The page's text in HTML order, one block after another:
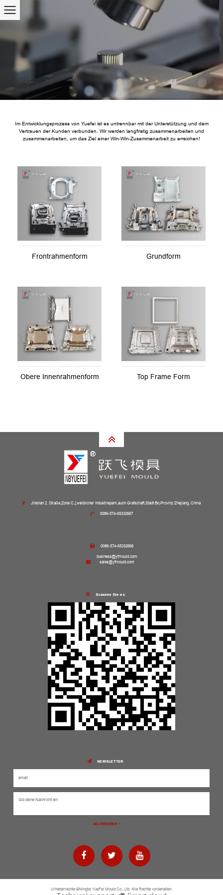
Im Entwicklungsprozess von Yuefei ist es untrennbar mit der Unterstützung und dem
Vertrauen der Kunden verbunden. Wir werden langfristig zusammenarbeiten und
zusammenarbeiten, um das Ziel einer Win-Win-Zusammenarbeit zu erreichen!
Frontrahmenform Grundform
Obere Innenrahmenform Top Frame Form
Jinshan 2. Straße,Zone C,ξweiblicher Industriepark,auch Grafschaft,Stadt Bo,Provinz Zhejiang, China
0086-574-65332667
0086-574-65332666
business@yfmould.com
sales@yfmould.com
Scannen Sie es
NEWSLETTER
Urheberrechte ©Ningbo YueFei Mould Co., Ltd. Alle Rechte vorbehalten.